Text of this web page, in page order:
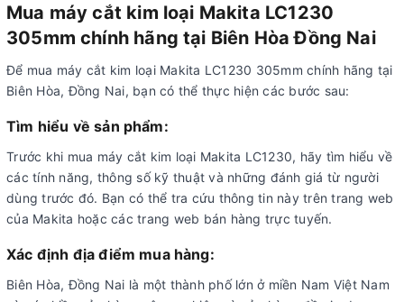
Mua máy cắt kim loại Makita LC1230
305mm chính hãng tại Biên Hòa Đồng Nai
Để mua máy cắt kim loại Makita LC1230 305mm chính hãng tại
Biên Hòa, Đồng Nai, bạn có thể thực hiện các bước sau:
Tìm hiểu về sản phẩm:
Trước khi mua máy cắt kim loại Makita LC1230, hãy tìm hiểu về
các tính năng, thông số kỹ thuật và những đánh giá từ người
dùng trước đó. Bạn có thể tra cứu thông tin này trên trang web
của Makita hoặc các trang web bán hàng trực tuyến.
Xác định địa điểm mua hàng:
Biên Hòa, Đồng Nai là một thành phố lớn ở miền Nam Việt Nam